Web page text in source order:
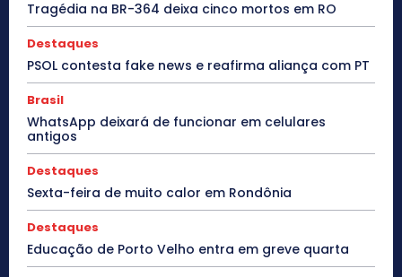
Tragédia na BR-364 deixa cinco mortos em RO
Destaques
PSOL contesta fake news e reafirma aliança com PT
Brasil
WhatsApp deixará de funcionar em celulares
antigos
Destaques
Sexta-feira de muito calor em Rondônia
Destaques
Educação de Porto Velho entra em greve quarta